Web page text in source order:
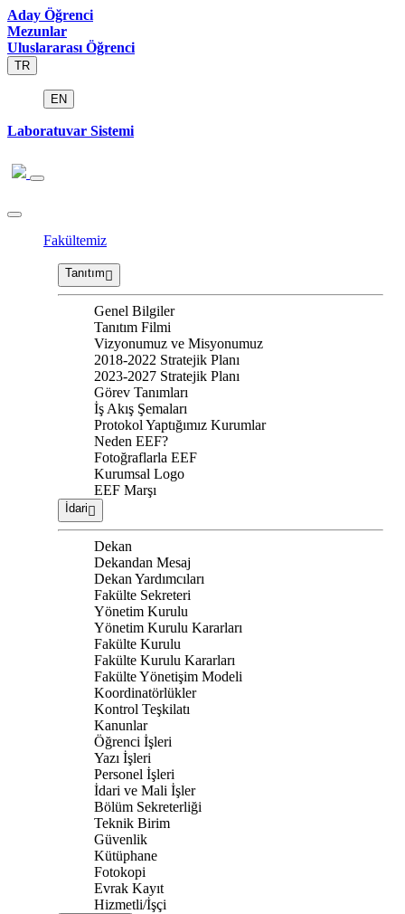
Aday Öğrenci
Mezunlar
Uluslararası Öğrenci
TR
EN
Laboratuvar Sistemi
Fakültemiz
Tanıtım
Genel Bilgiler
Tanıtım Filmi
Vizyonumuz ve Misyonumuz
2018-2022 Stratejik Planı
2023-2027 Stratejik Planı
Görev Tanımları
İş Akış Şemaları
Protokol Yaptığımız Kurumlar
Neden EEF?
Fotoğraflarla EEF
Kurumsal Logo
EEF Marşı
İdari
Dekan
Dekandan Mesaj
Dekan Yardımcıları
Fakülte Sekreteri
Yönetim Kurulu
Yönetim Kurulu Kararları
Fakülte Kurulu
Fakülte Kurulu Kararları
Fakülte Yönetişim Modeli
Koordinatörlükler
Kontrol Teşkilatı
Kanunlar
Öğrenci İşleri
Yazı İşleri
Personel İşleri
İdari ve Mali İşler
Bölüm Sekreterliği
Teknik Birim
Güvenlik
Kütüphane
Fotokopi
Evrak Kayıt
Hizmetli/İşçi